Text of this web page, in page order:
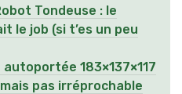
Tondeuse : le
le job (si t’es un peu
183×137×117
pas irréprochable